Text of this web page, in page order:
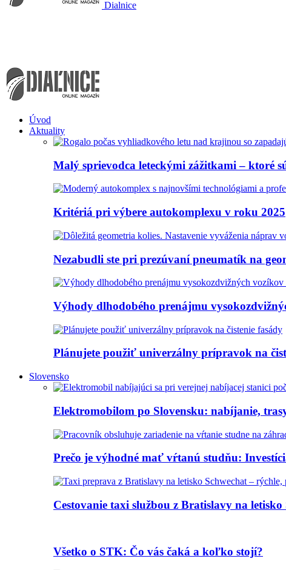
Dialnice
Úvod
Aktuality
Malý sprievodca leteckými zážitkami – ktoré
Kritériá pri výbere autokomplexu v roku 2025
Nezabudli ste pri prezúvaní pneumatík na
Výhody dlhodobého prenájmu
Plánujete použiť univerzálny prípravok na
Slovensko
Elektromobilom po Slovensku: nabíjanie,
Prečo je výhodné mať vŕtanú studňu:
Cestovanie taxi službou z Bratislavy na letisko
Všetko o STK: Čo vás čaká a koľko stojí?